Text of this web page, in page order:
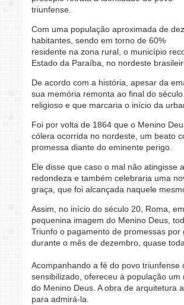
triunfense.
Com uma população aproximada de
habitantes, sendo em torno de 60%
residente na zona rural, o município
Estado da Paraíba, no nordeste
De acordo com a história, apesar da
sua memória remonta ao final do
religioso e que marcaria o início da
Foi por volta de 1864 que o Menino
cólera ocorrida no nordeste, um beato
promessa diante do eminente perigo.
Ele disse que caso o mal não atingisse
redondeza e também celebraria uma
graça, que foi alcançada naquele
Assim, no início do século 20, Roma,
pequenina imagem do Menino Deus,
Triunfo o pagamento de promessas
durante o mês de dezembro, quase
Acompanhando a fé do povo triunfense
sensibilizado, ofereceu à população
do Menino Deus. A obra de arquitetura
para admirá-la.